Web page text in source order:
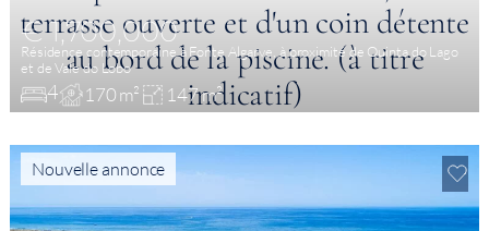
€ 1,700,000
Résidence contemporaine à Fonte Algarve, à proximité de Quinta do Lago
et de Vale do Lobo
4 170 m² 147 m²
Nouvelle annonce